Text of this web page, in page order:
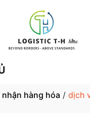
nhận hàng hóa / dịch